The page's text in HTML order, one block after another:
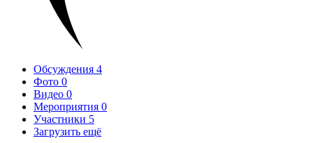
Обсуждения 4
Фото 0
Видео 0
Мероприятия 0
Участники 5
Загрузить ещё